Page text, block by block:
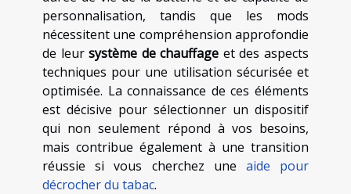
personnalisation, tandis que les mods
nécessitent une compréhension approfondie
de leursystème de chauffage et des aspects
techniques pour une utilisation sécurisée et
optimisée. La connaissance de ces éléments
est décisive pour sélectionner un dispositif
qui non seulement répond à vos besoins,
mais contribue également à une transition
réussie si vous cherchez une aide pour
décrocher du tabac.